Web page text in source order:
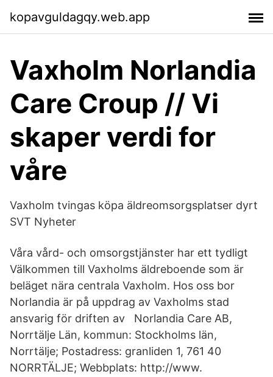
kopavguldagqy.web.app
Vaxholm Norlandia
Care Croup // Vi
skaper verdi for
våre
Vaxholm tvingas köpa äldreomsorgsplatser dyrt
SVT Nyheter
Våra vård- och omsorgstjänster har ett tydligt
Välkommen till Vaxholms äldreboende som är
beläget nära centrala Vaxholm. Hos oss bor
Norlandia är på uppdrag av Vaxholms stad
ansvarig för driften av Norlandia Care AB,
Norrtälje Län, kommun: Stockholms län,
Norrtälje; Postadress: granliden 1, 761 40
NORRTÄLJE; Webbplats: http://www.